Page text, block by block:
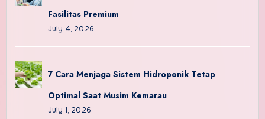
Fasilitas Premium
July 4, 2026
7 Cara Menjaga Sistem Hidroponik Tetap
Optimal Saat Musim Kemarau
July 1, 2026